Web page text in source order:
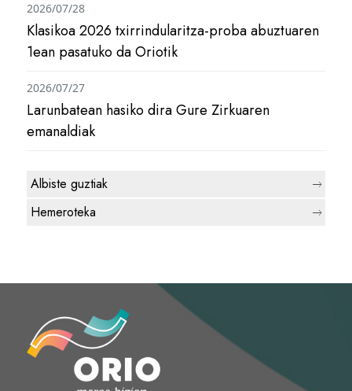
Klasikoa 2026 txirrindularitza-proba abuztuaren
1ean pasatuko da Oriotik
2026/07/28
Larunbatean hasiko dira Gure Zirkuaren
emanaldiak
2026/07/27
Albiste guztiak
Hemeroteka